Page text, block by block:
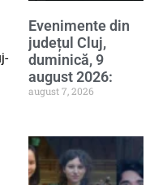
Evenimente din
județul Cluj,
duminică, 9
august 2026:
august 7, 2026